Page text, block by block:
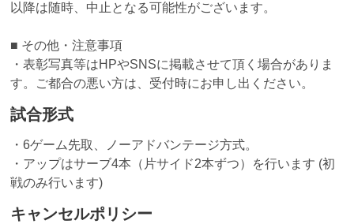
以降は随時、中止となる可能性がございます。
■ その他・注意事項
・表彰写真等はHPやSNSに掲載させて頂く場合がありま
す。ご都合の悪い方は、受付時にお申し出ください。
試合形式
・6ゲーム先取、ノーアドバンテージ方式。
・アップはサーブ4本（片サイド2本ずつ）を行います (初
戦のみ行います)
キャンセルポリシー